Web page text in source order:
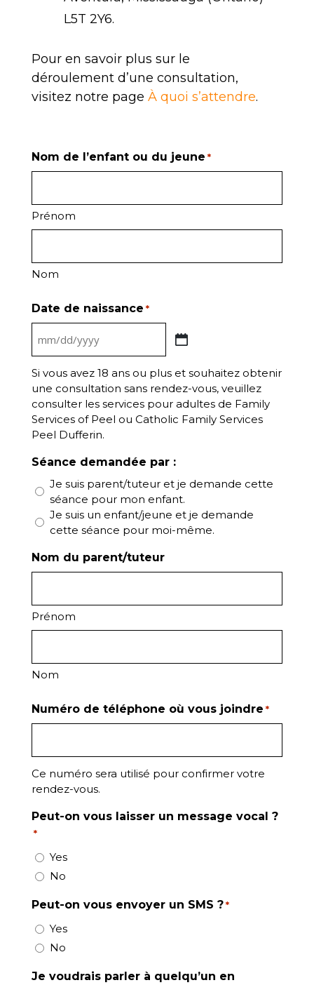
L5T 2Y6.
Pour en savoir plus sur le
déroulement d’une consultation,
visitez notre page À quoi s’attendre.
Nom de l’enfant ou du jeune *
Prénom
Nom
Date de naissance *
MM
slash
DD
slash
YYYY
Si vous avez 18 ans ou plus et souhaitez obtenir
une consultation sans rendez-vous, veuillez
consulter les services pour adultes de Family
Services of Peel ou Catholic Family Services
Peel Dufferin.
Séance demandée par :
Je suis parent/tuteur et je demande cette
séance pour mon enfant.
Je suis un enfant/jeune et je demande
cette séance pour moi-même.
Nom du parent/tuteur
Prénom
Nom
Numéro de téléphone où vous joindre *
Ce numéro sera utilisé pour confirmer votre
rendez-vous.
Peut-on vous laisser un message vocal ?
*
Yes
No
Peut-on vous envoyer un SMS ? *
Yes
No
Je voudrais parler à quelqu’un en